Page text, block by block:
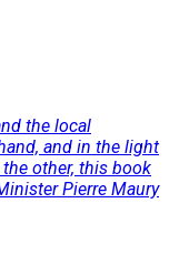
the local
and in the light
other, this book
Pierre Maury